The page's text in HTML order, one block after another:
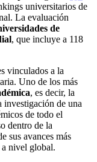
universitarios de
La evaluación
de
, que incluye a 118
vinculados a la
Uno de los más
, es decir, la
investigación de una
de todo el
dentro de la
sus avances más
nivel global.